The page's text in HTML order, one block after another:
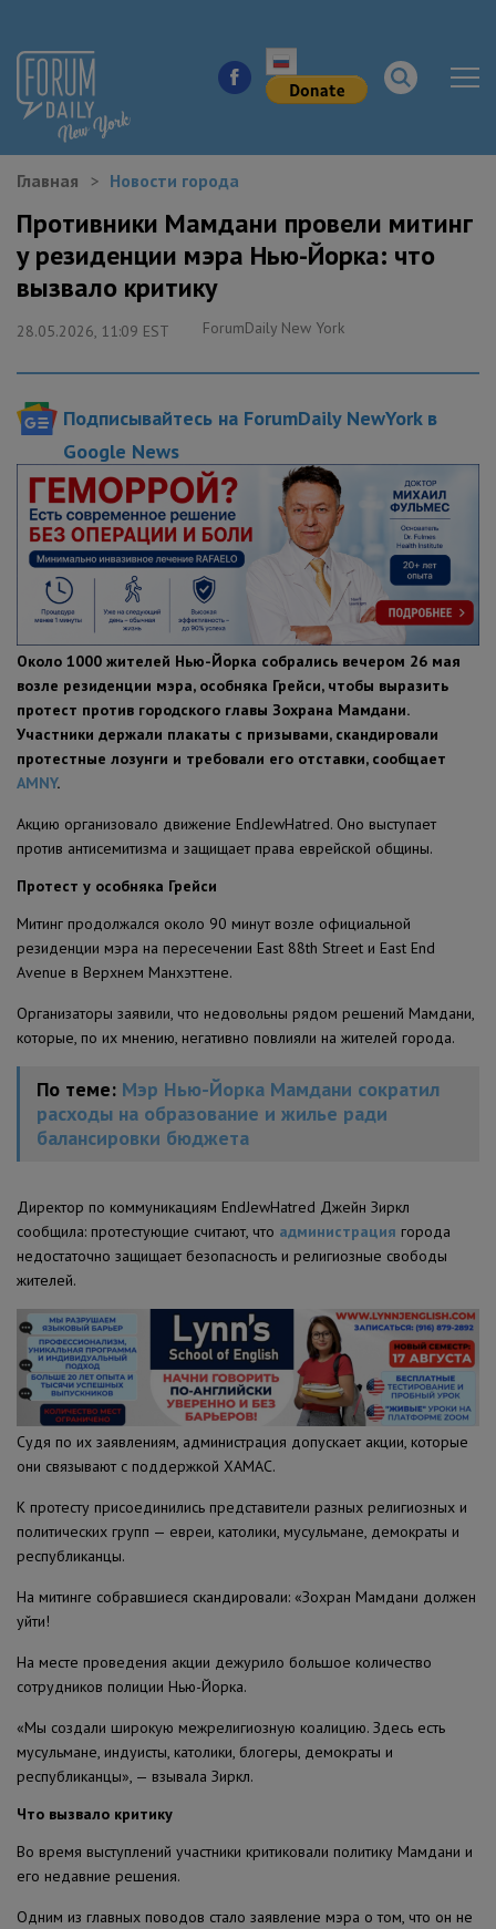
КУДА ПОЙТИ В ГОРОДЕ
ЖИЛЬЕ
ОБРАЗОВАНИЕ
ПОЛЕЗНЫЕ СОВЕТЫ
Главная Новости города
Противники Мамдани провели митинг
у резиденции мэра Нью-Йорка: что
вызвало критику
28.05.2026, 11:09 EST ForumDaily New York
Подписывайтесь на ForumDaily NewYork в
Google News
Около 1000 жителей Нью-Йорка собрались вечером 26 мая
возле резиденции мэра, особняка Грейси, чтобы выразить
протест против городского главы Зохрана Мамдани.
Участники держали плакаты с призывами, скандировали
протестные лозунги и требовали его отставки, сообщает
AMNY.
Акцию организовало движение EndJewHatred. Оно выступает
против антисемитизма и защищает права еврейской общины.
Протест у особняка Грейси
Митинг продолжался около 90 минут возле официальной
резиденции мэра на пересечении East 88th Street и East End
Avenue в Верхнем Манхэттене.
Организаторы заявили, что недовольны рядом решений Мамдани,
которые, по их мнению, негативно повлияли на жителей города.
По теме: Мэр Нью-Йорка Мамдани сократил
расходы на образование и жилье ради
балансировки бюджета
Директор по коммуникациям EndJewHatred Джейн Зиркл
сообщила: протестующие считают, что администрация города
недостаточно защищает безопасность и религиозные свободы
жителей.
Судя по их заявлениям, администрация допускает акции, которые
они связывают с поддержкой ХАМАС.
К протесту присоединились представители разных религиозных и
политических групп — евреи, католики, мусульмане, демократы и
республиканцы.
На митинге собравшиеся скандировали: «Зохран Мамдани должен
уйти!
На месте проведения акции дежурило большое количество
сотрудников полиции Нью-Йорка.
«Мы создали широкую межрелигиозную коалицию. Здесь есть
мусульмане, индуисты, католики, блогеры, демократы и
республиканцы», — взывала Зиркл.
Что вызвало критику
Во время выступлений участники критиковали политику Мамдани и
его недавние решения.
Одним из главных поводов стало заявление мэра о том, что он не